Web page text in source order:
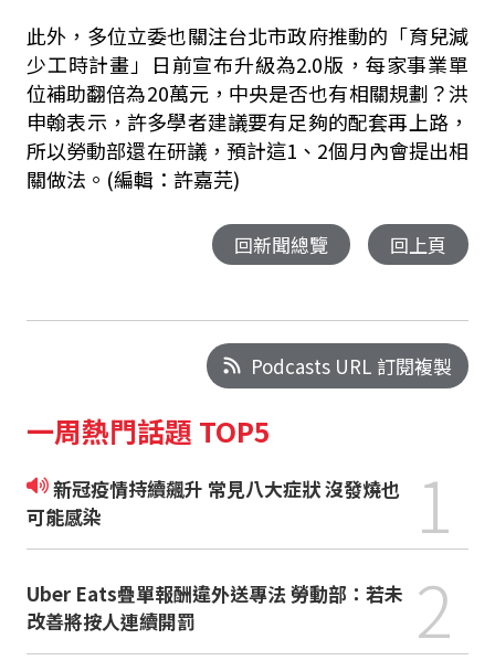
此外，多位立委也關注台北市政府推動的「育兒減
少工時計畫」日前宣布升級為2.0版，每家事業單
位補助翻倍為20萬元，中央是否也有相關規劃？洪
申翰表示，許多學者建議要有足夠的配套再上路，
所以勞動部還在研議，預計這1、2個月內會提出相
關做法。(編輯：許嘉芫)
回新聞總覽 回上頁
Podcasts URL 訂閱複製
一周熱門話題 TOP5
新冠疫情持續飆升 常見八大症狀 沒發燒也
可能感染
1
Uber Eats疊單報酬違外送專法 勞動部：若未
改善將按人連續開罰
2